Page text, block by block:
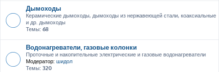
Дымоходы
Керамические дымоходы, дымоходы из нержавеющей стали, коаксиальные
и др. дымоходы
Темы: 68
Водонагреватели, газовые колонки
Проточные и накопительные электрические и газовые водонагреватели
Модератор: шидол
Темы: 320